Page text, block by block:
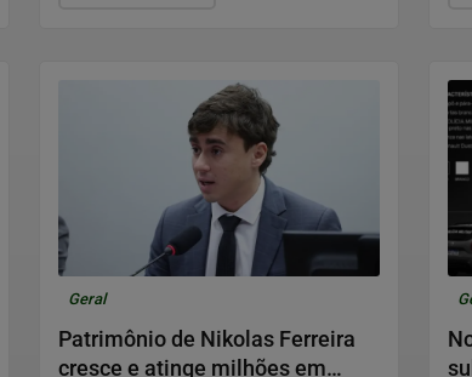
Geral
Patrimônio de Nikolas Ferreira
cresce e atinge milhões em